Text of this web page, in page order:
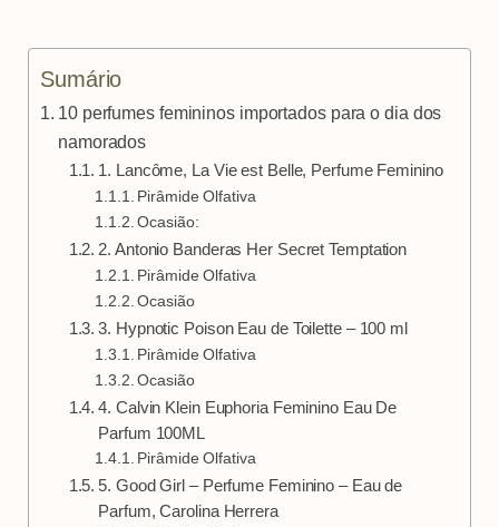
Sumário
10 perfumes femininos importados para o dia dos
namorados
1. Lancôme, La Vie est Belle, Perfume Feminino
Pirâmide Olfativa
Ocasião:
2. Antonio Banderas Her Secret Temptation
Pirâmide Olfativa
Ocasião
3. Hypnotic Poison Eau de Toilette – 100 ml
Pirâmide Olfativa
Ocasião
4. Calvin Klein Euphoria Feminino Eau De
Parfum 100ML
Pirâmide Olfativa
5. Good Girl – Perfume Feminino – Eau de
Parfum, Carolina Herrera